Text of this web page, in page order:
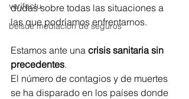
verifactu
belsue mediacion de seguros
dudas sobre todas las situaciones a
las que podríamos enfrentarnos.
Estamos ante una crisis sanitaria sin
precedentes.
El número de contagios y de muertes
se ha disparado en los países donde